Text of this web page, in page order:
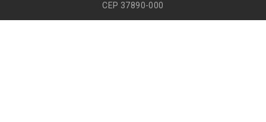
CEP 37890-000